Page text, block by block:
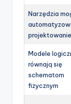
Narzędzia
projektowanie
Modele
równają się
schematom
fizycznym